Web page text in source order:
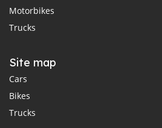
Motorbikes
Trucks
Site map
Cars
Bikes
Trucks